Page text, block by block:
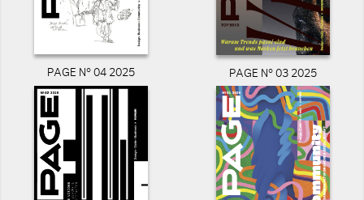
PAGE N° 04 2025 PAGE N° 03 2025